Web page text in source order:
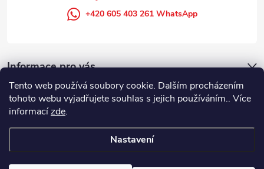
Tento web používá soubory cookie. Dalším procházením
tohoto webu vyjadřujete souhlas s jejich používáním.. Více
informacízde.
Nastavení
Informace pro vás
+420 605 403 261 WhatsApp
Copyright 2026